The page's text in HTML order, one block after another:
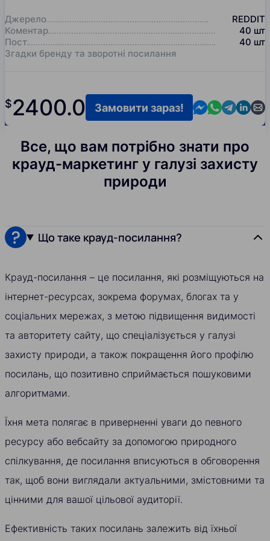
Джерело
REDDIT
Коментар
40 шт
Пост
40 шт
Згадки бренду та зворотні посилання
$2400.0 Contact us in
Contact us
Contact
Замовити зараз!
Все, що вам потрібно знати про
крауд-маркетинг у галузі захисту
природи
Що таке крауд-посилання?
Крауд-посилання – це посилання, які розміщуються на
інтернет-ресурсах, зокрема форумах, блогах та у
соціальних мережах, з метою підвищення видимості
та авторитету сайту, що спеціалізується у галузі
захисту природи, а також покращення його профілю
посилань, що позитивно сприймається пошуковими
алгоритмами.
Їхня мета полягає в приверненні уваги до певного
ресурсу або вебсайту за допомогою природного
спілкування, де посилання вписуються в обговорення
так, щоб вони виглядали актуальними, змістовними та
цінними для вашої цільової аудиторії.
Ефективність таких посилань залежить від їхньої